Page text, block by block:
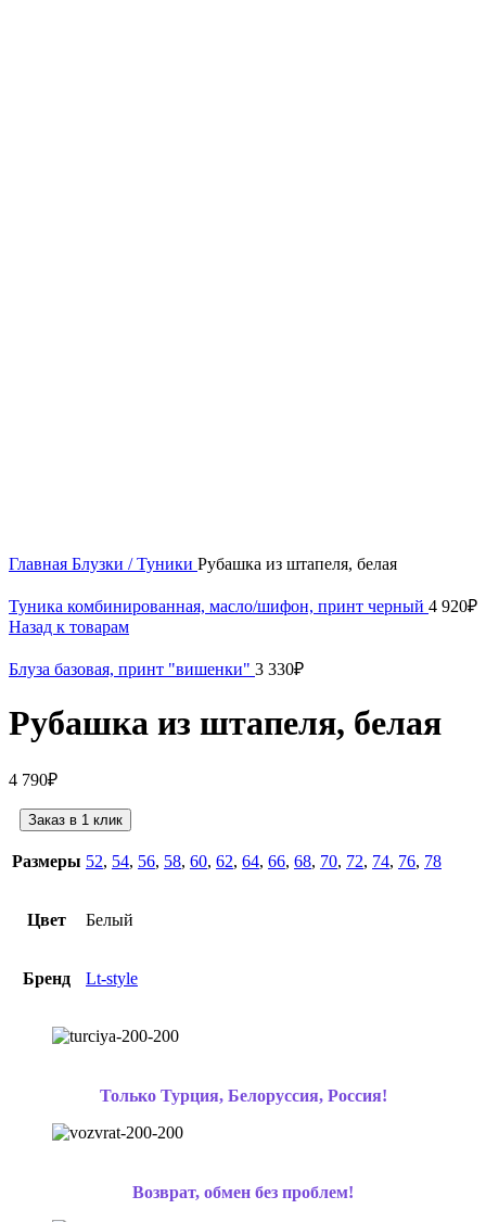
Главная Блузки / Туники Рубашка из штапеля, белая
Туника комбинированная, масло/шифон, принт черный 4 920₽
Назад к товарам
Блуза базовая, принт "вишенки" 3 330₽
Рубашка из штапеля, белая
4 790₽
Заказ в 1 клик
Размеры 52, 54, 56, 58, 60, 62, 64, 66, 68, 70, 72, 74, 76, 78
Цвет Белый
Бренд Lt-style
Только Турция, Белоруссия, Россия!
Возврат, обмен без проблем!